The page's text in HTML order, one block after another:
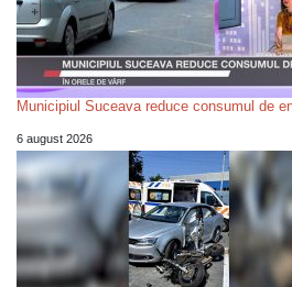
Municipiul Suceava reduce consumul de
6 august 2026